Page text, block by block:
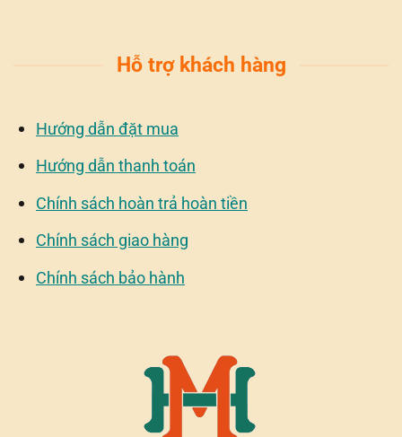
Hỗ trợ khách hàng
Hướng dẫn đặt mua
Hướng dẫn thanh toán
Chính sách hoàn trả hoàn tiền
Chính sách giao hàng
Chính sách bảo hành